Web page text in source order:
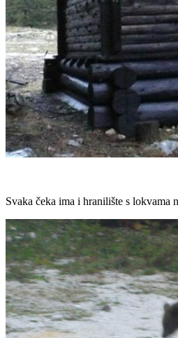
Svaka čeka ima i hranilište s lokvama